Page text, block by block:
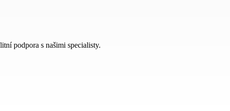
podpora s našimi specialisty.